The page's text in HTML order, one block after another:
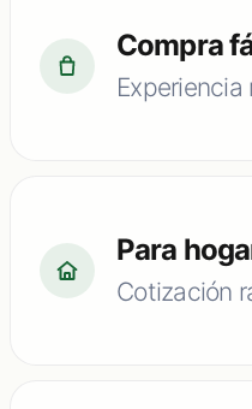
Compra
Para
Cotización